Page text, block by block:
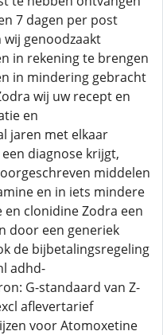
7 dagen per post
genoodzaakt
in rekening te brengen
in mindering gebracht
wij uw recept en
en
jaren met elkaar
diagnose krijgt,
middelen
en in iets mindere
clonidine Zodra een
door een generiek
de bijbetalingsregeling
adhd-
G-standaard van Z-
aflevertarief
voor Atomoxetine